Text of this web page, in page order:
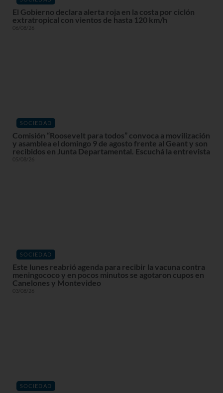
El Gobierno declara alerta roja en la costa por ciclón
extratropical con vientos de hasta 120 km/h
06/08/26
SOCIEDAD
Comisión “Roosevelt para todos” convoca a movilización
y asamblea el domingo 9 de agosto frente al Geant y son
recibidos en Junta Departamental. Escuchá la entrevista
05/08/26
SOCIEDAD
Este lunes reabrió agenda para recibir la vacuna contra
meningococo y en pocos minutos se agotaron cupos en
Canelones y Montevideo
03/08/26
SOCIEDAD